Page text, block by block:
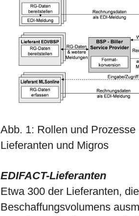
Abb. 1: Rollen und
Lieferanten und Migros
EDIFACT-Lieferanten
Etwa 300 der Lieferanten,
Beschaffungsvolumens